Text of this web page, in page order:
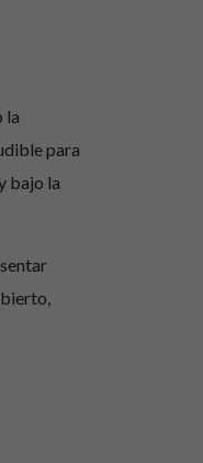
la
para
bajo la